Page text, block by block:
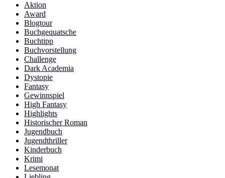
Aktion
Award
Blogtour
Buchgequatsche
Buchtipp
Buchvorstellung
Challenge
Dark Academia
Dystopie
Fantasy
Gewinnspiel
High Fantasy
Highlights
Historischer Roman
Jugendbuch
Jugendthriller
Kinderbuch
Krimi
Lesemonat